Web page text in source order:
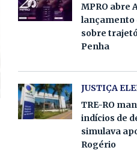
MPRO abre
lançamento
sobre
Penha
JUSTIÇA
TRE-RO
indícios de
simulava
Rogério